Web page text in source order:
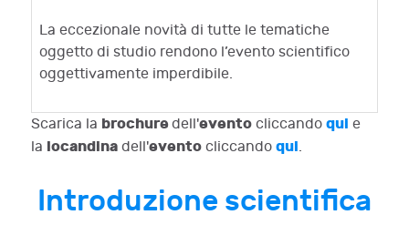
La eccezionale novità di tutte le tematiche
oggetto di studio rendono l’evento scientifico
oggettivamente imperdibile.
Scarica la brochuredell'evento cliccando qui e
la locandina dell'evento cliccando qui.
Introduzione scientifica